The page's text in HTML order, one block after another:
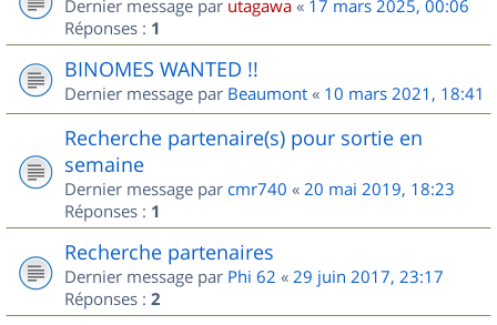
Dernier message par utagawa « 17 mars 2025, 00:06
Réponses : 1
BINOMES WANTED !!
Dernier message par Beaumont « 10 mars 2021, 18:41
Recherche partenaire(s) pour sortie en
semaine
Dernier message par cmr740 « 20 mai 2019, 18:23
Réponses : 1
Recherche partenaires
Dernier message par Phi 62 « 29 juin 2017, 23:17
Réponses : 2